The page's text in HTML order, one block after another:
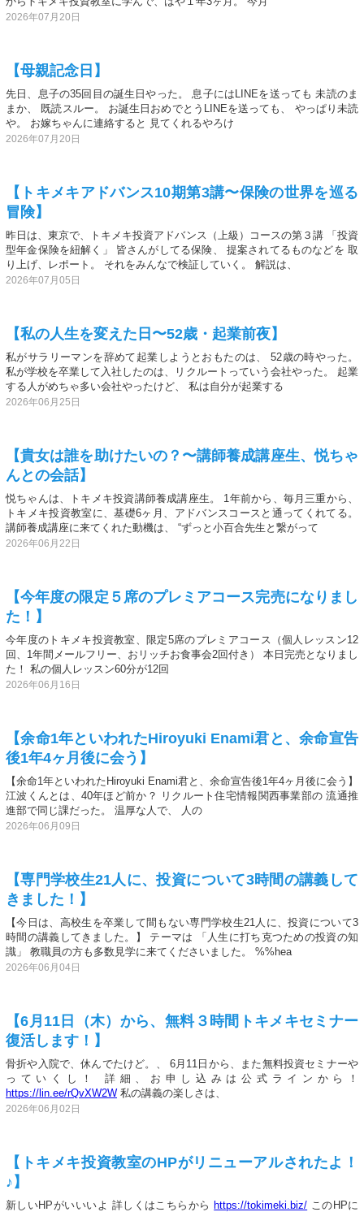
2026年07月20日
【母親記念日】
先日、息子の35回目の誕生日やった。 息子にはLINEを送っても 未読のま
まか、 既読スルー。 お誕生日おめでとうLINEを送っても、 やっぱり未読
や。 お嫁ちゃんに連絡すると 見てくれるやろけ
2026年07月20日
【トキメキアドバンス10期第3講〜保険の世界を巡る
冒険】
昨日は、東京で、トキメキ投資アドバンス（上級）コースの第３講 「投資
型年金保険を紐解く」 皆さんがしてる保険、 提案されてるものなどを 取
り上げ、レポート。 それをみんなで検証していく。 解説は、
2026年07月05日
【私の人生を変えた日〜52歳・起業前夜】
私がサラリーマンを辞めて起業しようとおもたのは、 52歳の時やった。
私が学校を卒業して入社したのは、リクルートっていう会社やった。 起業
する人がめちゃ多い会社やったけど、 私は自分が起業する
2026年06月25日
【貴女は誰を助けたいの？〜講師養成講座生、悦ちゃ
んとの会話】
悦ちゃんは、トキメキ投資講師養成講座生。 1年前から、毎月三重から、
トキメキ投資教室に、基礎6ヶ月、アドバンスコースと通ってくれてる。
講師養成講座に来てくれた動機は、 “ずっと小百合先生と繋がって
2026年06月22日
【今年度の限定５席のプレミアコース完売になりまし
た！】
今年度のトキメキ投資教室、限定5席のプレミアコース（個人レッスン12
回、1年間メールフリー、おリッチお食事会2回付き） 本日完売となりまし
た！ 私の個人レッスン60分が12回
2026年06月16日
【余命1年といわれたHiroyuki Enami君と、余命宣告
後1年4ヶ月後に会う】
【余命1年といわれたHiroyuki Enami君と、余命宣告後1年4ヶ月後に会う】
江波くんとは、40年ほど前か？ リクルート住宅情報関西事業部の 流通推
進部で同じ課だった。 温厚な人で、 人の
2026年06月09日
【専門学校生21人に、投資について3時間の講義して
きました！】
【今日は、高校生を卒業して間もない専門学校生21人に、投資について3
時間の講義してきました。】 テーマは 「人生に打ち克つための投資の知
識」 教職員の方も多数見学に来てくださいました。 %%hea
2026年06月04日
【6月11日（木）から、無料３時間トキメキセミナー
復活します！】
骨折や入院で、休んでたけど。、 6月11日から、また無料投資セミナーや
っていくし！ 詳細、お申し込みは公式ラインから！
https://lin.ee/rQvXW2W 私の講義の楽しさは、
2026年06月02日
【トキメキ投資教室のHPがリニューアルされたよ！
♪】
新しいHPがいいいよ 詳しくはこちらから https://tokimeki.biz/ このHPに